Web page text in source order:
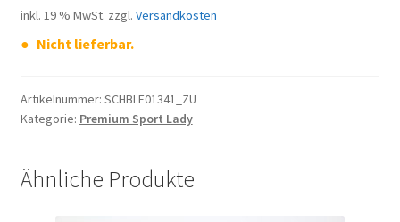
inkl. 19 % MwSt. zzgl. Versandkosten
Nicht lieferbar.
Artikelnummer: SCHBLE01341_ZU
Kategorie: Premium Sport Lady
Ähnliche Produkte